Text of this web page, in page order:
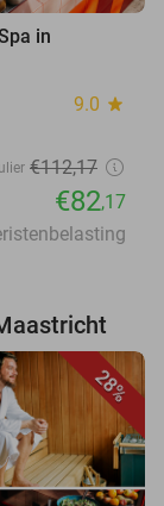
in
9.0 star
€112,17
€82,17
28%